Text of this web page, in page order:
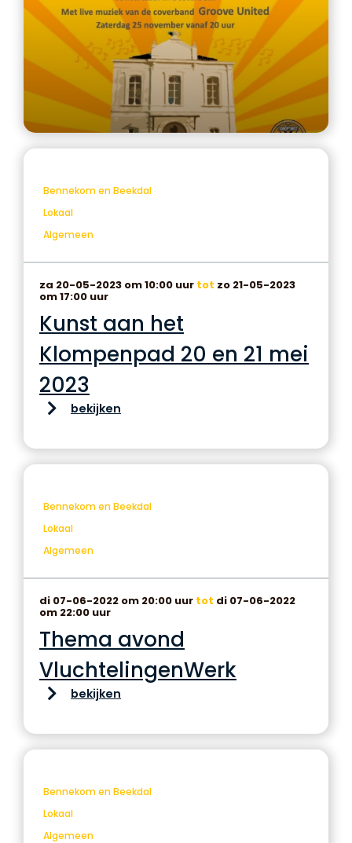
Bennekom en Beekdal
Lokaal
Algemeen
za 20-05-2023 om 10:00 uur tot zo 21-05-2023
om 17:00 uur
Kunst aan het
Klompenpad 20 en 21 mei
2023
bekijken
Bennekom en Beekdal
Lokaal
Algemeen
di 07-06-2022 om 20:00 uur tot di 07-06-2022
om 22:00 uur
Thema avond
VluchtelingenWerk
bekijken
Bennekom en Beekdal
Lokaal
Algemeen